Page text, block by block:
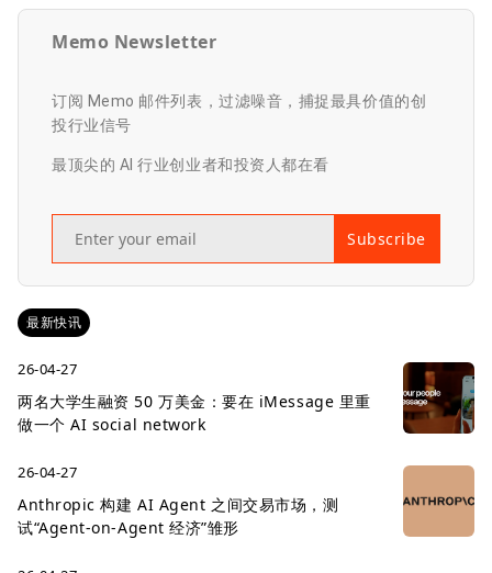
Memo Newsletter
订阅 Memo 邮件列表，过滤噪音，捕捉最具价值的创
投行业信号
最顶尖的 AI 行业创业者和投资人都在看
Subscribe
最新快讯
26-04-27
两名大学生融资 50 万美金：要在 iMessage 里重
做一个 AI social network
26-04-27
Anthropic 构建 AI Agent 之间交易市场，测
试“Agent-on-Agent 经济”雏形